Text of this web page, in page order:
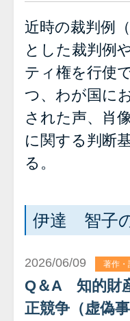
近時の裁判例
とした裁判例
ティ権を行使
つ、わが国に
された声、肖
に関する判断
る。
伊達 智子
2026/06/09 著作・
Q＆A 知的財
正競争（虚偽